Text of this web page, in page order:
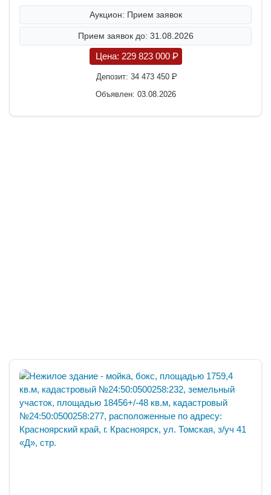
Аукцион: Прием заявок
Прием заявок до: 31.08.2026
Цена: 229 823 000 P
Депозит: 34 473 450 P
Объявлен: 03.08.2026